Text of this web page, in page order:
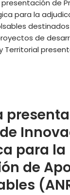
presentación de
para la
de
Territorial
para la
de